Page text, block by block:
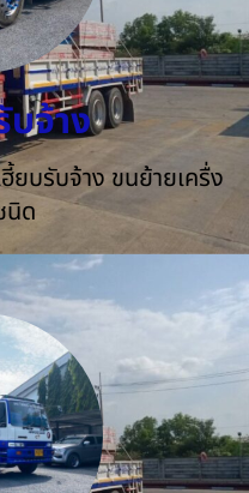
จ้าง
ยบรับจ้าง ขนย้ายเครื่ง
นิด